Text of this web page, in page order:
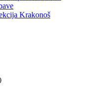
Krakonoš